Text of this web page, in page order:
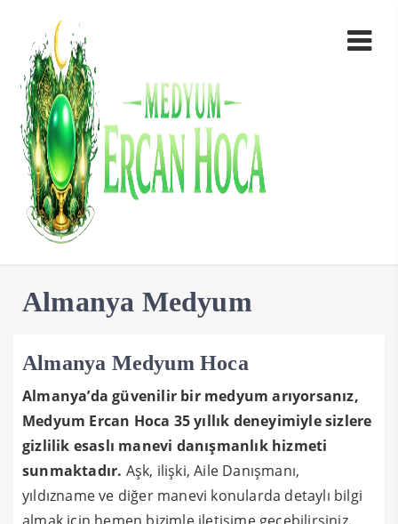
Almanya Medyum
Almanya Medyum Hoca
Almanya’da güvenilir bir medyum arıyorsanız,
Medyum Ercan Hoca 35 yıllık deneyimiyle sizlere
gizlilik esaslı manevi danışmanlık hizmeti
sunmaktadır. Aşk, ilişki, Aile Danışmanı,
yıldızname ve diğer manevi konularda detaylı bilgi